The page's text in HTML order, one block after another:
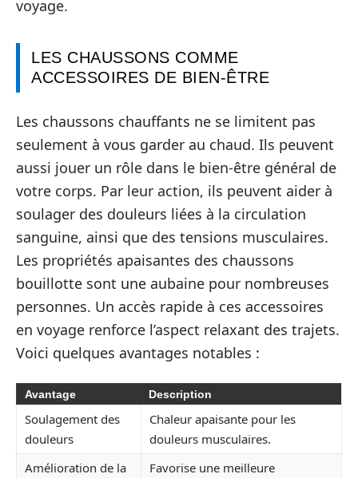
voyage.
LES CHAUSSONS COMME
ACCESSOIRES DE BIEN-ÊTRE
Les chaussons chauffants ne se limitent pas
seulement à vous garder au chaud. Ils peuvent
aussi jouer un rôle dans le bien-être général de
votre corps. Par leur action, ils peuvent aider à
soulager des douleurs liées à la circulation
sanguine, ainsi que des tensions musculaires.
Les propriétés apaisantes des chaussons
bouillotte sont une aubaine pour nombreuses
personnes. Un accès rapide à ces accessoires
en voyage renforce l’aspect relaxant des trajets.
Voici quelques avantages notables :
Avantage Description
Soulagement des
douleurs
Chaleur apaisante pour les
douleurs musculaires.
Amélioration de la
Favorise une meilleure